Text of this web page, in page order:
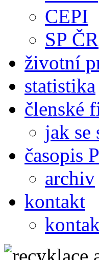
CEPI
SP ČR
životní
statistika
členské
jak se
časopis
archiv
kontakt